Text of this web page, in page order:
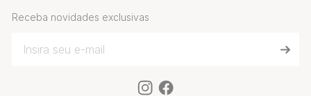
Receba novidades exclusivas